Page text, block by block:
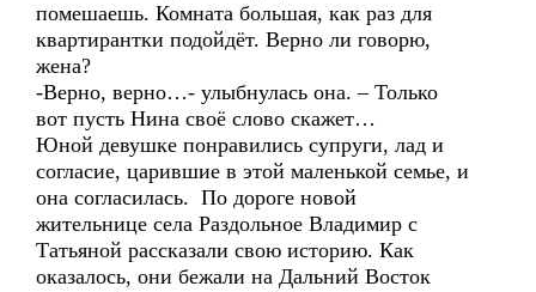
помешаешь. Комната большая, как раз для
квартирантки подойдёт. Верно ли говорю,
жена?
-Верно, верно…- улыбнулась она. – Только
вот пусть Нина своё слово скажет…
Юной девушке понравились супруги, лад и
согласие, царившие в этой маленькой семье, и
она согласилась. По дороге новой
жительнице села Раздольное Владимир с
Татьяной рассказали свою историю. Как
оказалось, они бежали на Дальний Восток